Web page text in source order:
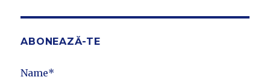
ABONEAZĂ-TE
Name*